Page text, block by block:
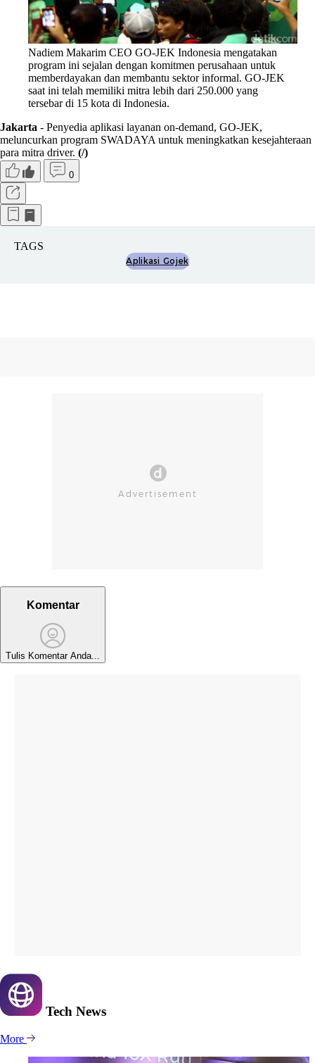
Nadiem Makarim CEO GO-JEK Indonesia mengatakan
program ini sejalan dengan komitmen perusahaan untuk
memberdayakan dan membantu sektor informal. GO-JEK
saat ini telah memiliki mitra lebih dari 250.000 yang
tersebar di 15 kota di Indonesia.
Jakarta - Penyedia aplikasi layanan on-demand, GO-JEK,
meluncurkan program SWADAYA untuk meningkatkan kesejahteraan
para mitra driver. (/)
0
TAGS
Aplikasi Gojek
Komentar
Tulis Komentar Anda...
Tech News
More